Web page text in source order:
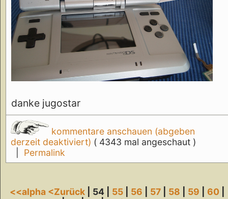
danke jugostar
kommentare anschauen (abgeben
derzeit deaktiviert) ( 4343 mal angeschaut )
Permalink
<<alpha <Zurück | 54 | 55 56 57 58 59 60